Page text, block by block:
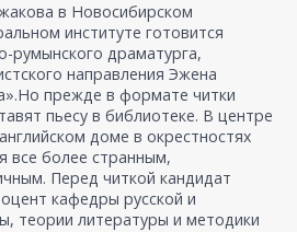
в Новосибирском
институте готовится
румынского драматурга,
направления Эжена
прежде в формате читки
пьесу в библиотеке. В центре
доме в окрестностях
все более странным,
Перед читкой кандидат
кафедры русской и
теории литературы и методики